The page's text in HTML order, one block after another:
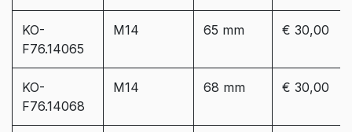
KO-
F76.14065
M14 65 mm € 30,00
KO-
F76.14068
M14 68 mm € 30,00